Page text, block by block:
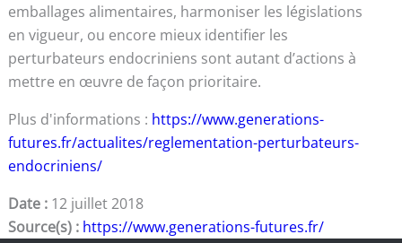
emballages alimentaires, harmoniser les législations
en vigueur, ou encore mieux identifier les
perturbateurs endocriniens sont autant d’actions à
mettre en œuvre de façon prioritaire.
Plus d'informations : https://www.generations-
futures.fr/actualites/reglementation-perturbateurs-
endocriniens/
Date : 12 juillet 2018
Source(s) : https://www.generations-futures.fr/